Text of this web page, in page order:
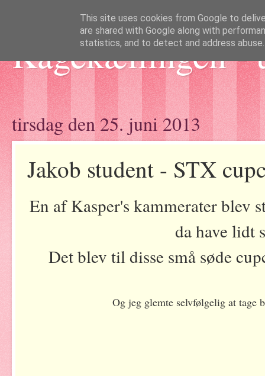
Kagekællingen -
tirsdag den 25. juni 2013
Jakob student - STX
En af Kasper's kammerater blev
da have lidt
Det blev til disse små søde
Og jeg glemte selvfølgelig at
This site uses cookies from Google to
are shared with Google along with
statistics, and to detect and address abuse.